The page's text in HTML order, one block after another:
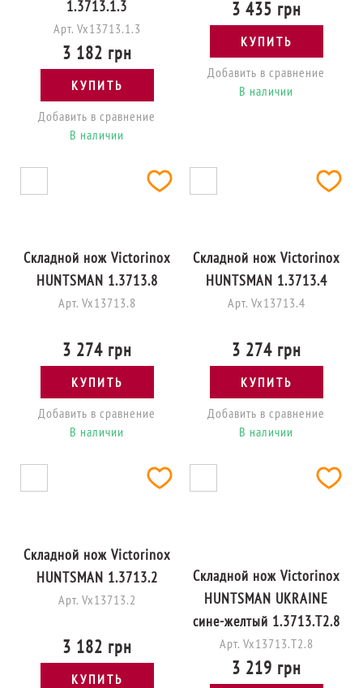
1.3713.1.3
Арт. Vx13713.1.3
3 182 грн
КУПИТЬ
Добавить в сравнение
В наличии
3 435 грн
КУПИТЬ
Добавить в сравнение
В наличии
Складной нож Victorinox
HUNTSMAN 1.3713.8
Арт. Vx13713.8
3 274 грн
КУПИТЬ
Добавить в сравнение
В наличии
Складной нож Victorinox
HUNTSMAN 1.3713.4
Арт. Vx13713.4
3 274 грн
КУПИТЬ
Добавить в сравнение
В наличии
Складной нож Victorinox
HUNTSMAN 1.3713.2
Арт. Vx13713.2
3 182 грн
КУПИТЬ
Складной нож Victorinox
HUNTSMAN UKRAINE
сине-желтый 1.3713.T2.8
Арт. Vx13713.T2.8
3 219 грн